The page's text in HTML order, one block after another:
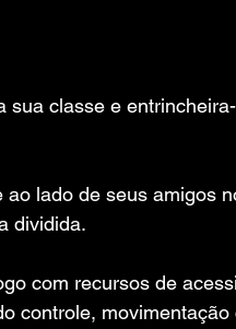
classe e
lado de seus amigos
dividida.
com recursos de
controle,